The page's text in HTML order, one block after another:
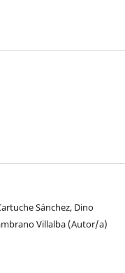
Sánchez, Dino
Villalba (Autor/a)